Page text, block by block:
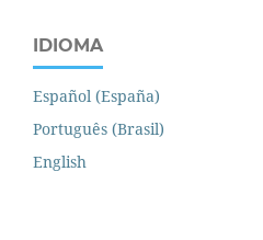
IDIOMA
Español (España)
Português (Brasil)
English